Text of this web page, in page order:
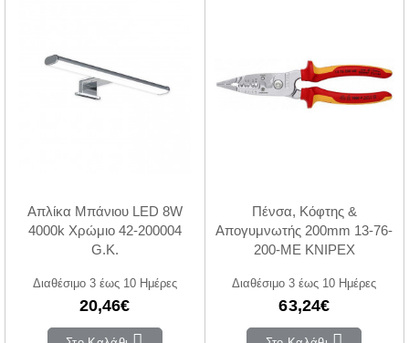
Απλίκα Μπάνιου LED 8W
4000k Χρώμιο 42-200004
G.K.
Διαθέσιμο 3 έως 10 Ημέρες
20,46€
Πένσα, Κόφτης &
Απογυμνωτής 200mm 13-76-
200-ME KNIPEX
Διαθέσιμο 3 έως 10 Ημέρες
63,24€